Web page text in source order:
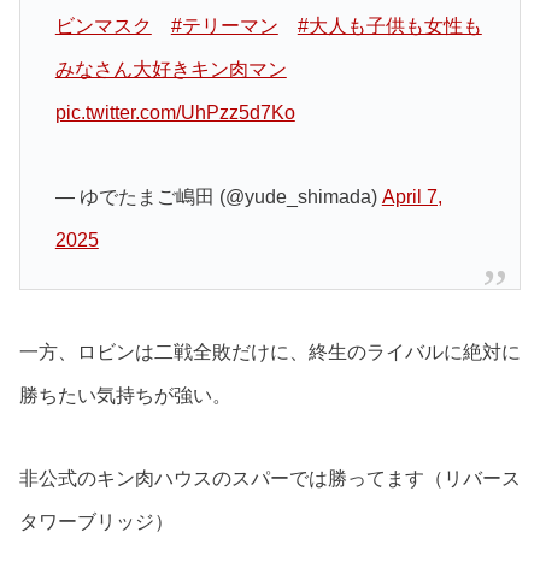
ビンマスク #テリーマン #大人も子供も女性も
みなさん大好きキン肉マン
pic.twitter.com/UhPzz5d7Ko
— ゆでたまご嶋田 (@yude_shimada) April 7,
2025
一方、ロビンは二戦全敗だけに、終生のライバルに絶対に
勝ちたい気持ちが強い。
非公式のキン肉ハウスのスパーでは勝ってます（リバース
タワーブリッジ）